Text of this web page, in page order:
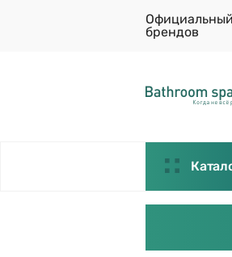
брендов